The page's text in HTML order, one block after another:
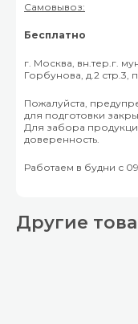
Самовывоз:
Бесплатно
г. Москва, вн.тер.г.
Горбунова, д.2 стр.3,
Пожалуйста,
для подготовки
Для забора
доверенность.
Работаем в будни с
Другие